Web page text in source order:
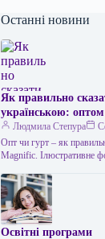
Останні новини
Як правильно
українською:
гуртом
Людмила Степура
Опт чи гурт – як
Мagnific. Ілюстративне
часто пропонує два
…
Освітні програми